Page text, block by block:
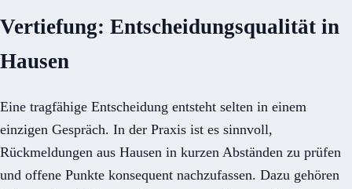
Vertiefung: Entscheidungsqualität in
Hausen
Eine tragfähige Entscheidung entsteht selten in einem
einzigen Gespräch. In der Praxis ist es sinnvoll,
Rückmeldungen aus Hausen in kurzen Abständen zu prüfen
und offene Punkte konsequent nachzufassen. Dazu gehören